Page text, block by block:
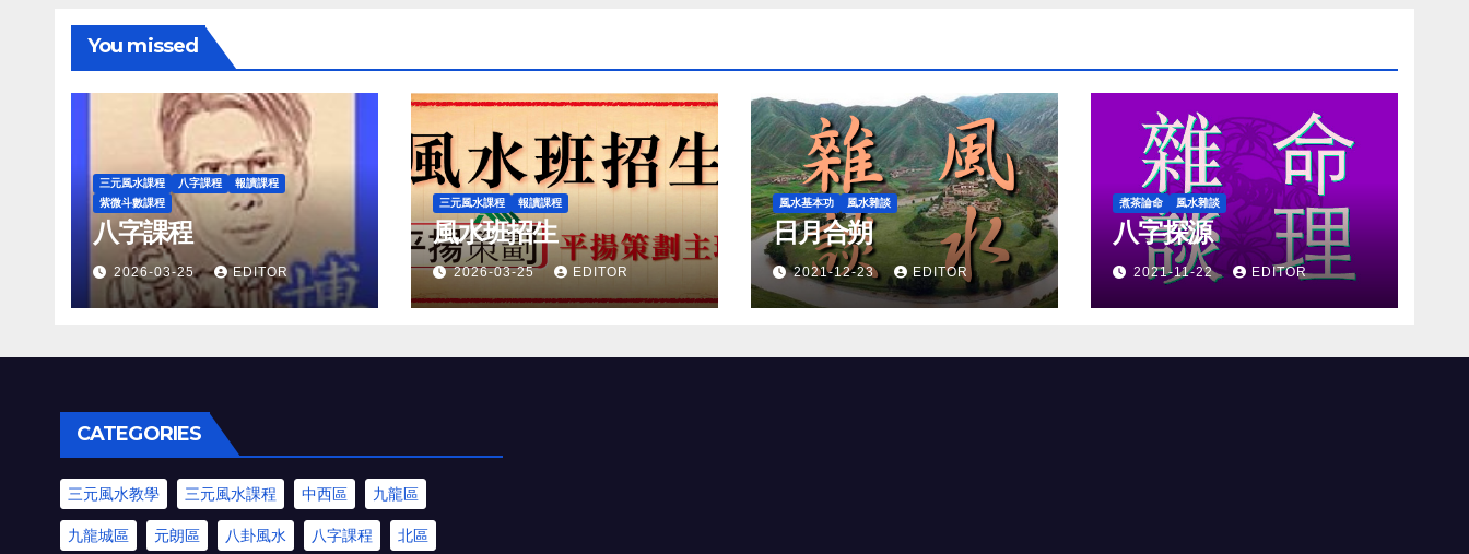
You missed
三元風水課程 八字課程
報讀課程
紫微斗數課程
八字課程
2026-03-25 EDITOR
三元風水課程 報讀課程
風水班招生
2026-03-25 EDITOR
風水基本功 風水雜談
日月合朔
2021-12-23 EDITOR
煮茶論命 風水雜談
八字探源
2021-11-22 EDITOR
CATEGORIES
三元風水教學 三元風水課程 中西區 九龍區
九龍城區 元朗區 八卦風水 八字課程 北區